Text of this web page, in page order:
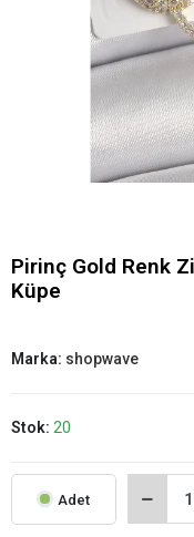
Pirinç Gold Renk
Küpe
Marka: shopwave
Stok: 20
Adet